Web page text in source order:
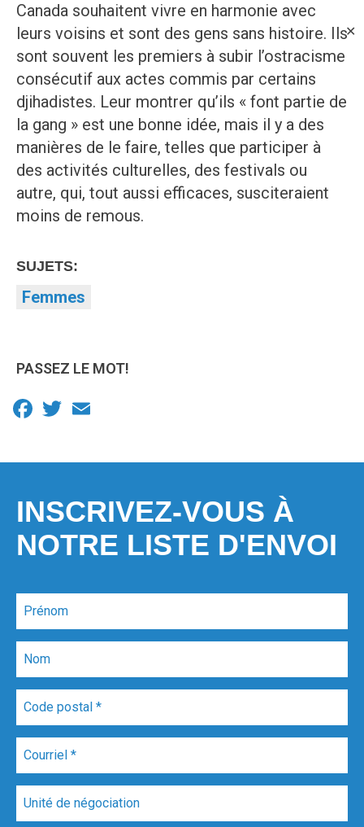
✕
Canada souhaitent vivre en harmonie avec
leurs voisins et sont des gens sans histoire. Ils
sont souvent les premiers à subir l’ostracisme
consécutif aux actes commis par certains
djihadistes. Leur montrer qu’ils « font partie de
la gang » est une bonne idée, mais il y a des
manières de le faire, telles que participer à
des activités culturelles, des festivals ou
autre, qui, tout aussi efficaces, susciteraient
moins de remous.
SUJETS:
Femmes
PASSEZ LE MOT!
Facebook
Twitter
INSCRIVEZ-VOUS À
NOTRE LISTE D'ENVOI